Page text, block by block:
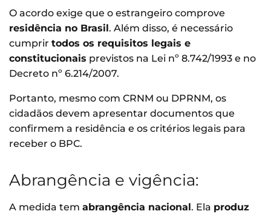
O acordo exige que o estrangeiro comprove
residência no Brasil. Além disso, é necessário
cumprir todos os requisitos legais e
constitucionais previstos na Lei nº 8.742/1993 e no
Decreto nº 6.214/2007.
Portanto, mesmo com CRNM ou DPRNM, os
cidadãos devem apresentar documentos que
confirmem a residência e os critérios legais para
receber o BPC.
Abrangência e vigência:
A medida tem abrangência nacional. Ela produz